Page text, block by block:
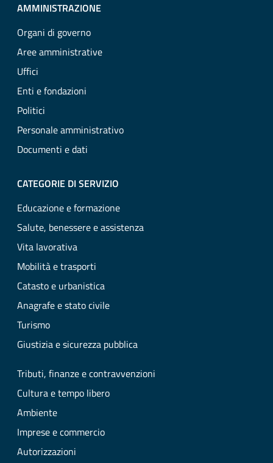
AMMINISTRAZIONE
Organi di governo
Aree amministrative
Uffici
Enti e fondazioni
Politici
Personale amministrativo
Documenti e dati
CATEGORIE DI SERVIZIO
Educazione e formazione
Salute, benessere e assistenza
Vita lavorativa
Mobilità e trasporti
Catasto e urbanistica
Anagrafe e stato civile
Turismo
Giustizia e sicurezza pubblica
Tributi, finanze e contravvenzioni
Cultura e tempo libero
Ambiente
Imprese e commercio
Autorizzazioni